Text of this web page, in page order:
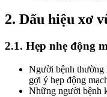
2. Dấu hiệu xơ
2.1. Hẹp nhẹ động
Người bệnh thường
gợi ý hẹp động
Những người bệnh